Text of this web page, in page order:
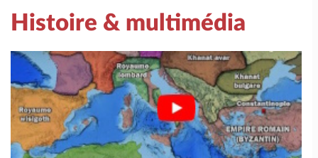
Histoire & multimédia